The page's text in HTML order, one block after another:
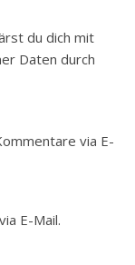
du dich mit
Daten durch
via E-
E-Mail.